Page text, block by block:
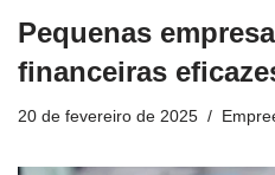
Pequenas
financeiras
20 de fevereiro de 2025